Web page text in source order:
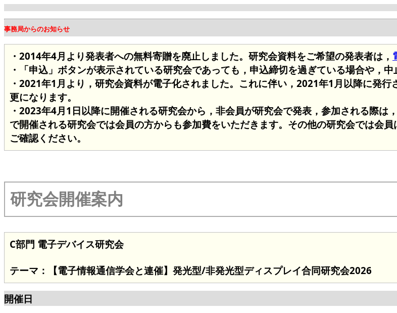
事務局からのお知らせ
・2014年4月より発表者への無料寄贈を廃止しました。研究会資料をご希望の発表者は，
・「申込」ボタンが表示されている研究会であっても，申込締切を過ぎている場合や，
・2021年1月より，研究会資料が電子化されました。これに伴い，2021年1月以降に発
更になります。
・2023年4月1日以降に開催される研究会から，非会員が研究会で発表，参加される際
で開催される研究会では会員の方からも参加費をいただきます。その他の研究会では会
ご確認ください。
研究会開催案内
C部門 電子デバイス研究会
テーマ：【電子情報通信学会と連催】発光型/非発光型ディスプレイ合同研究会2026
開催日